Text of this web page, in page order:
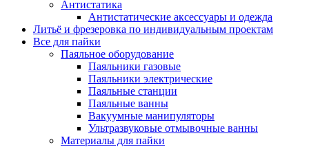
Антистатика
Антистатические аксессуары и одежда
Литьё и фрезеровка по индивидуальным проектам
Все для пайки
Паяльное оборудование
Паяльники газовые
Паяльники электрические
Паяльные станции
Паяльные ванны
Вакуумные манипуляторы
Ультразвуковые отмывочные ванны
Материалы для пайки